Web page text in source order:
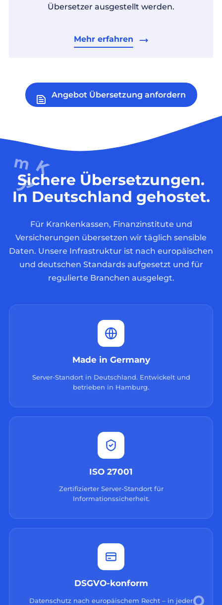
Übersetzer ausgestellt werden.
Mehr erfahren
Angebot Übersetzung anfordern
Sichere Übersetzungen.
In Deutschland gehostet.
Für Krankenkassen, Finanzinstitute und
Versicherungen übersetzen wir täglich sensible
Daten. Unsere Infrastruktur ist nach europäischen
und deutschen Standards aufgesetzt und für
regulierte Branchen ausgelegt.
Made in Germany
Server-Standort in Deutschland. Entwickelt und
betrieben in Hamburg.
ISO 27001
Zertifizierter Server-Standort für
Informationssicherheit.
DSGVO-konform
Datenschutz nach europäischem Recht – in jeder